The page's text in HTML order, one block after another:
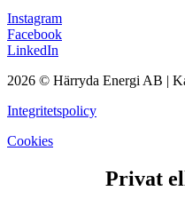
Instagram
Facebook
LinkedIn
2026 © Härryda Energi AB |
Integritetspolicy
Cookies
Privat